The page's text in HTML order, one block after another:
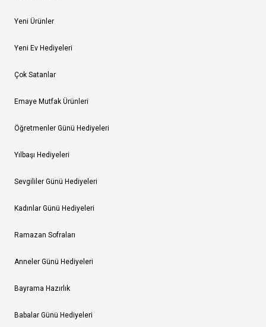
Yeni Ürünler
Yeni Ev Hediyeleri
Çok Satanlar
Emaye Mutfak Ürünleri
Öğretmenler Günü Hediyeleri
Yılbaşı Hediyeleri
Sevgililer Günü Hediyeleri
Kadınlar Günü Hediyeleri
Ramazan Sofraları
Anneler Günü Hediyeleri
Bayrama Hazırlık
Babalar Günü Hediyeleri